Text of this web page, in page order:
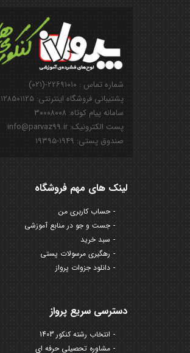
شماره تماس : ۲۲۶۹۱۰۱۰-(۰۲۱)
پشتیبانی فروشگاه اینترنتی: ۰۹۱۲۸۵۰۱۱۲۵
سامانه پیام کوتاه: ۳۰۰۰۸۰۰۸
پست الکترونیک: info@parvaz99.ir
صندوق پستی: ۱۹۴۹-۱۹۳۹۵
لینک های مهم فروشگاه
حساب کاربری من
جست و جو در منابع آموزشی
سبد خرید
رهگیری مرسولات پستی
دانلود جزوات پرواز
دسترسی سریع پرواز
انتخاب رشته کنکور 1403
مشاوره تحصیلی حرفه ای